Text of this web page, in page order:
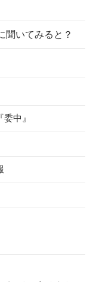
聞いてみると？
中』